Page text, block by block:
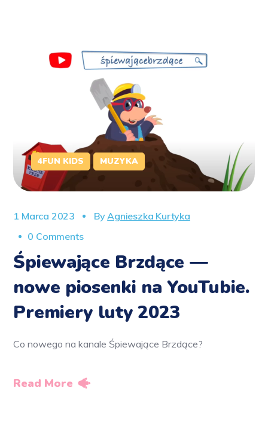
4FUN KIDS MUZYKA
1 Marca 2023 ByAgnieszka Kurtyka
0 Comments
Śpiewające Brzdące —
nowe piosenki na YouTubie.
Premiery luty 2023
Co nowego na kanale Śpiewające Brzdące?
Read More